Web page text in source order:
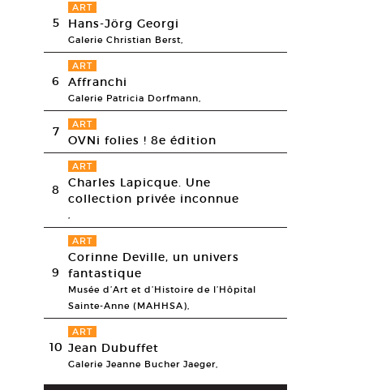
Dan Finsel, The Space Between you and Me, 2012.
Courtesy of the artist and Richard Telles Fine Art, Los Angeles.
5
ART
Hans-Jörg Georgi
Galerie Christian Berst,
6
ART
Affranchi
Galerie Patricia Dorfmann,
7 ART
OVNi folies ! 8e édition
8
ART
Charles Lapicque. Une
collection privée inconnue
,
9
ART
Corinne Deville, un univers
fantastique
Musée d’Art et d’Histoire de l’Hôpital
Sainte-Anne (MAHHSA),
10
ART
Jean Dubuffet
Galerie Jeanne Bucher Jaeger,